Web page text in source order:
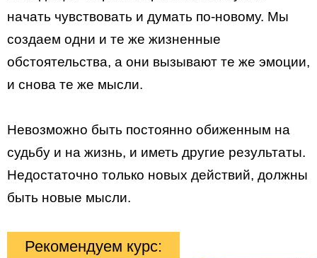
начать чувствовать и думать по-новому. Мы
создаем одни и те же жизненные
обстоятельства, а они вызывают те же эмоции,
и снова те же мысли.
Невозможно быть постоянно обиженным на
судьбу и на жизнь, и иметь другие результаты.
Недостаточно только новых действий, должны
быть новые мысли.
Рекомендуем курс: